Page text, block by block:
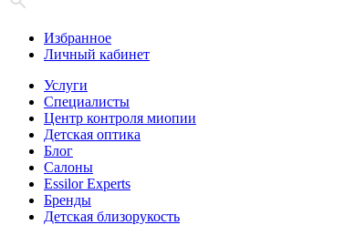
Избранное
Личный кабинет
Услуги
Специалисты
Центр контроля миопии
Детская оптика
Блог
Салоны
Essilor Experts
Бренды
Детская близорукость